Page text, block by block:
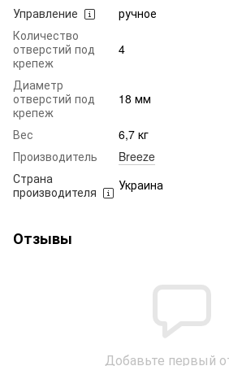
Управление
ручное
Количество
отверстий под
крепеж
4
Диаметр
отверстий под
крепеж
18 мм
Вес
6,7 кг
Производитель
Breeze
Страна
производителя
Украина
Отзывы
Добавьте первый